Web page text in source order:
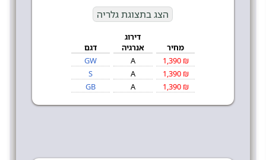
הצג בתצוגת גלריה
דגם
דירוג
אנרגיה
מחיר
GW
A
1,390 ₪
S
A
1,390 ₪
GB
A 1,390 ₪